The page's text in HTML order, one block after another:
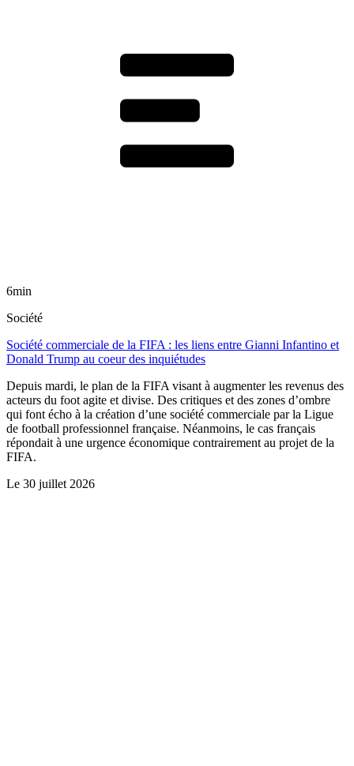
6min
Société
Société commerciale de la FIFA : les liens entre Gianni Infantino et
Donald Trump au coeur des inquiétudes
Depuis mardi, le plan de la FIFA visant à augmenter les revenus des
acteurs du foot agite et divise. Des critiques et des zones d’ombre
qui font écho à la création d’une société commerciale par la Ligue
de football professionnel française. Néanmoins, le cas français
répondait à une urgence économique contrairement au projet de la
FIFA.
Le 30 juillet 2026